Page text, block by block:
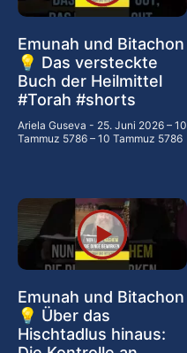
Emunah und Bitachon
💡 Das versteckte
Buch der Heilmittel
#Torah #shorts
Ariela Guseva
25. Juni 2026 – 10
Tammuz 5786 – 10 Tammuz 5786
Emunah und Bitachon
💡 Über das
Hischtadlus hinaus: